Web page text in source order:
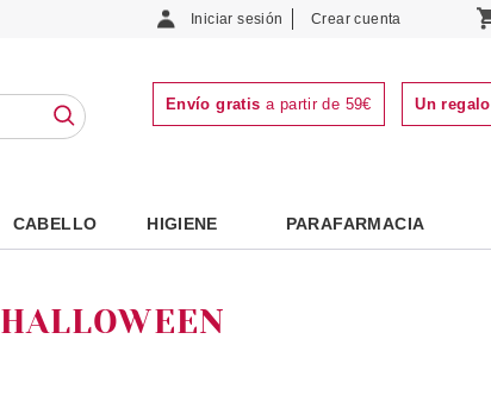
Iniciar sesión Crear cuenta
Envío gratis a partir de 59€ Un regalo
CABELLO HIGIENE PARAFARMACIA
HALLOWEEN